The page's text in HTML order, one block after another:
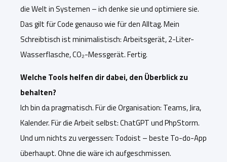
die Welt in Systemen – ich denke sie und optimiere sie.
Das gilt für Code genauso wie für den Alltag. Mein
Schreibtisch ist minimalistisch: Arbeitsgerät, 2-Liter-
Wasserflasche, CO₂-Messgerät. Fertig.
Welche Tools helfen dir dabei, den Überblick zu
behalten?
Ich bin da pragmatisch. Für die Organisation: Teams, Jira,
Kalender. Für die Arbeit selbst: ChatGPT und PhpStorm.
Und um nichts zu vergessen: Todoist – beste To-do-App
überhaupt. Ohne die wäre ich aufgeschmissen.